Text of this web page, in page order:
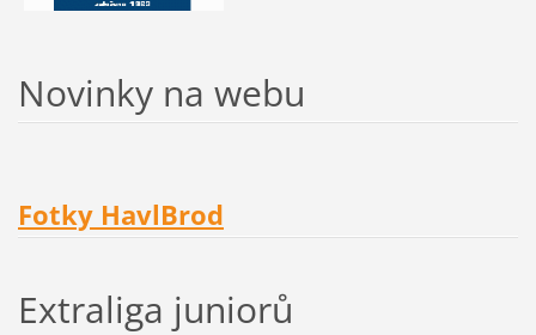
Novinky na webu
Fotky HavlBrod
Extraliga juniorů